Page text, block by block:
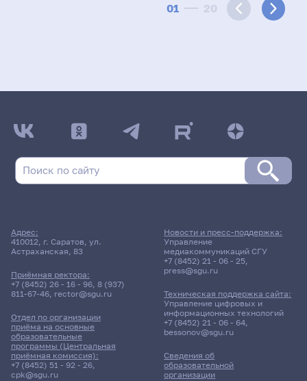
01 20
Адрес:
410012, г. Саратов, ул.
Астраханская, 83
Приёмная ректора:
+7 (8452) 26 - 16 - 96, 8 (937)
811-67-46, rector@sgu.ru
Отдел по организации
приёма на основные
образовательные
программы (Центральная
приёмная комиссия):
+7 (8452) 51 - 92 - 26,
cpk@sgu.ru
Сведения об
образовательной
организации
Новости и пресс-поддержка:
Управление
медиакоммуникаций СГУ
+7 (8452) 21 - 06 - 25,
press@sgu.ru
Техническая поддержка сайта:
Управление цифровых и
информационных технологий
+7 (8452) 21 - 06 - 64,
bessonov@sgu.ru